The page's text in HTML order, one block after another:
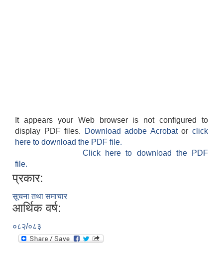
It appears your Web browser is not configured to
display PDF files.
Download adobe Acrobatorclick
here to download the PDF file.
Click here to download the PDF
file.
प्रकार:
सूचना तथा समाचार
आर्थिक वर्ष:
०८२/०८३